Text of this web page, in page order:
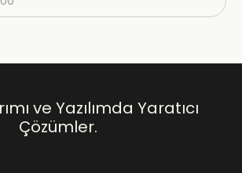
ve Yazılımda Yaratıcı
Çözümler.